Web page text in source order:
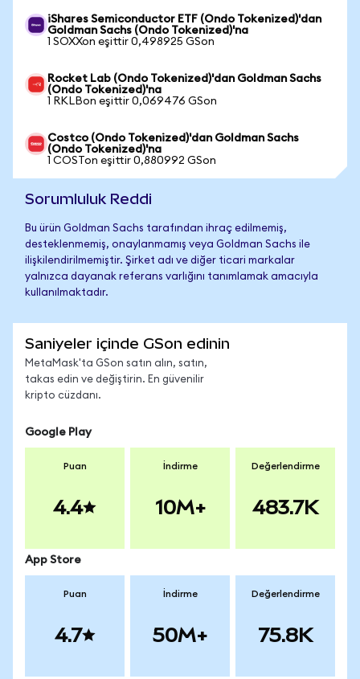
iShares Semiconductor ETF (Ondo Tokenized)'dan
Goldman Sachs (Ondo Tokenized)'na
1 SOXXon eşittir 0,498925 GSon
Rocket Lab (Ondo Tokenized)'dan Goldman Sachs
(Ondo Tokenized)'na
1 RKLBon eşittir 0,069476 GSon
Costco (Ondo Tokenized)'dan Goldman Sachs
(Ondo Tokenized)'na
1 COSTon eşittir 0,880992 GSon
Sorumluluk Reddi
Bu ürün Goldman Sachs tarafından ihraç edilmemiş,
desteklenmemiş, onaylanmamış veya Goldman Sachs ile
ilişkilendirilmemiştir. Şirket adı ve diğer ticari markalar
yalnızca dayanak referans varlığını tanımlamak amacıyla
kullanılmaktadır.
Saniyeler içinde GSon edinin
MetaMask'ta GSon satın alın, satın,
takas edin ve değiştirin. En güvenilir
kripto cüzdanı.
Google Play
Puan
4.4
İndirme
10M+
Değerlendirme
483.7K
App Store
Puan
4.7
İndirme
50M+
Değerlendirme
75.8K